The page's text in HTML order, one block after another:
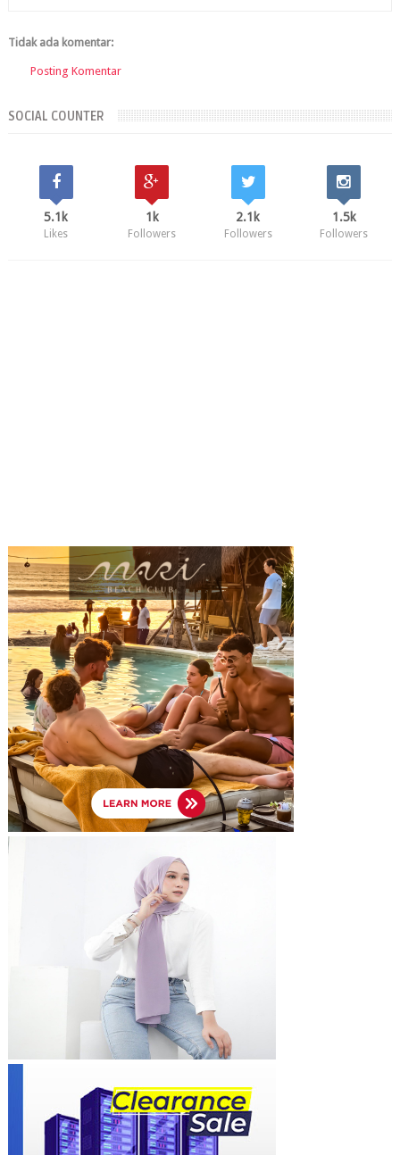
Tidak ada komentar:
Posting Komentar
SOCIAL COUNTER
5.1k
Likes
1k
Followers
2.1k
Followers
1.5k
Followers